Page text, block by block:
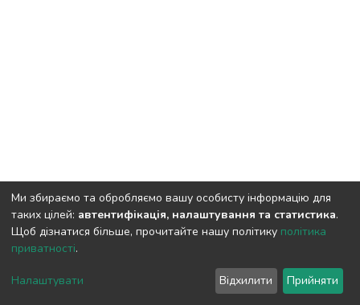
DSpace software copyright © 2009-2026 LYRASIS
End User Agreement
Ми збираємо та обробляємо вашу особисту інформацію для
таких цілей: автентифікація, налаштування та статистика.
Щоб дізнатися більше, прочитайте нашу політику політика
приватності.
Налаштувати Відхилити Прийняти